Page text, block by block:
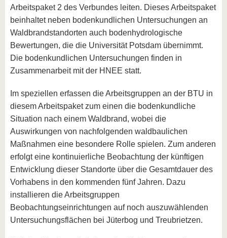
Arbeitspaket 2 des Verbundes leiten. Dieses Arbeitspaket
beinhaltet neben bodenkundlichen Untersuchungen an
Waldbrandstandorten auch bodenhydrologische
Bewertungen, die die Universität Potsdam übernimmt.
Die bodenkundlichen Untersuchungen finden in
Zusammenarbeit mit der HNEE statt.
Im speziellen erfassen die Arbeitsgruppen an der BTU in
diesem Arbeitspaket zum einen die bodenkundliche
Situation nach einem Waldbrand, wobei die
Auswirkungen von nachfolgenden waldbaulichen
Maßnahmen eine besondere Rolle spielen. Zum anderen
erfolgt eine kontinuierliche Beobachtung der künftigen
Entwicklung dieser Standorte über die Gesamtdauer des
Vorhabens in den kommenden fünf Jahren. Dazu
installieren die Arbeitsgruppen
Beobachtungseinrichtungen auf noch auszuwählenden
Untersuchungsflächen bei Jüterbog und Treubrietzen.